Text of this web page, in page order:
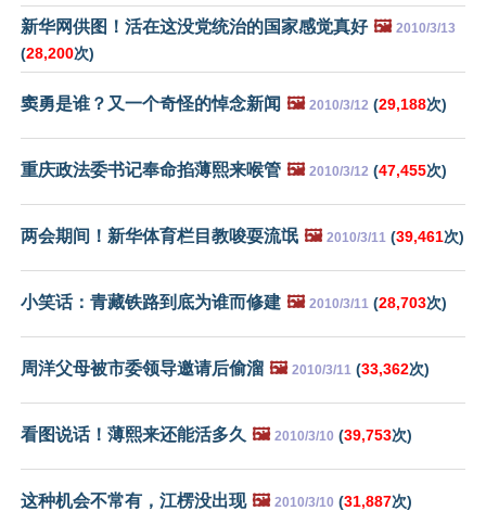
新华网供图！活在这没党统治的国家感觉真好 🖼️ 2010/3/13
(28,200次)
窦勇是谁？又一个奇怪的悼念新闻 🖼️ 2010/3/12 (29,188次)
重庆政法委书记奉命掐薄熙来喉管 🖼️ 2010/3/12 (47,455次)
两会期间！新华体育栏目教唆耍流氓 🖼️ 2010/3/11 (39,461次)
小笑话：青藏铁路到底为谁而修建 🖼️ 2010/3/11 (28,703次)
周洋父母被市委领导邀请后偷溜 🖼️ 2010/3/11 (33,362次)
看图说话！薄熙来还能活多久 🖼️ 2010/3/10 (39,753次)
这种机会不常有，江楞没出现 🖼️ 2010/3/10 (31,887次)